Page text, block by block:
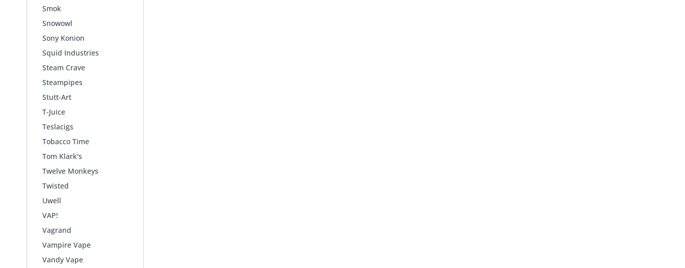
Smok
Snowowl
Sony Konion
Squid Industries
Steam Crave
Steampipes
Stutt-Art
T-Juice
Teslacigs
Tobacco Time
Tom Klark's
Twelve Monkeys
Twisted
Uwell
VAP!
Vagrand
Vampire Vape
Vandy Vape